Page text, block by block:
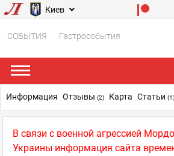
Киев
СОБЫТИЯ Гастрособытия
В связи с военной агрессией
Украины информация сайта
Информация Отзывы (2) Карта Статьи (1)